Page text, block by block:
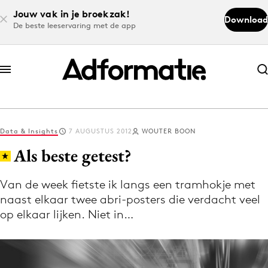
Jouw vak in je broekzak!
De beste leeservaring met de app
Download
Abonneer nu
Abonneer nu
Log in
Download de app
Volg het laatste nieuws via de Adformatie
Nieuws app
Data & Insights 7 AUGUSTUS 2012 WOUTER BOON
Als beste getest?
Van de week fietste ik langs een tramhokje met
naast elkaar twee abri-posters die verdacht veel
op elkaar lijken. Niet in…